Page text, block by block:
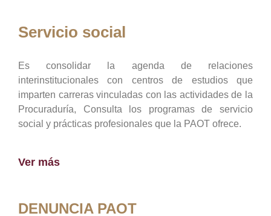
Servicio social
Es consolidar la agenda de relaciones
interinstitucionales con centros de estudios que
imparten carreras vinculadas con las actividades de la
Procuraduría, Consulta los programas de servicio
social y prácticas profesionales que la PAOT ofrece.
Ver más
DENUNCIA PAOT